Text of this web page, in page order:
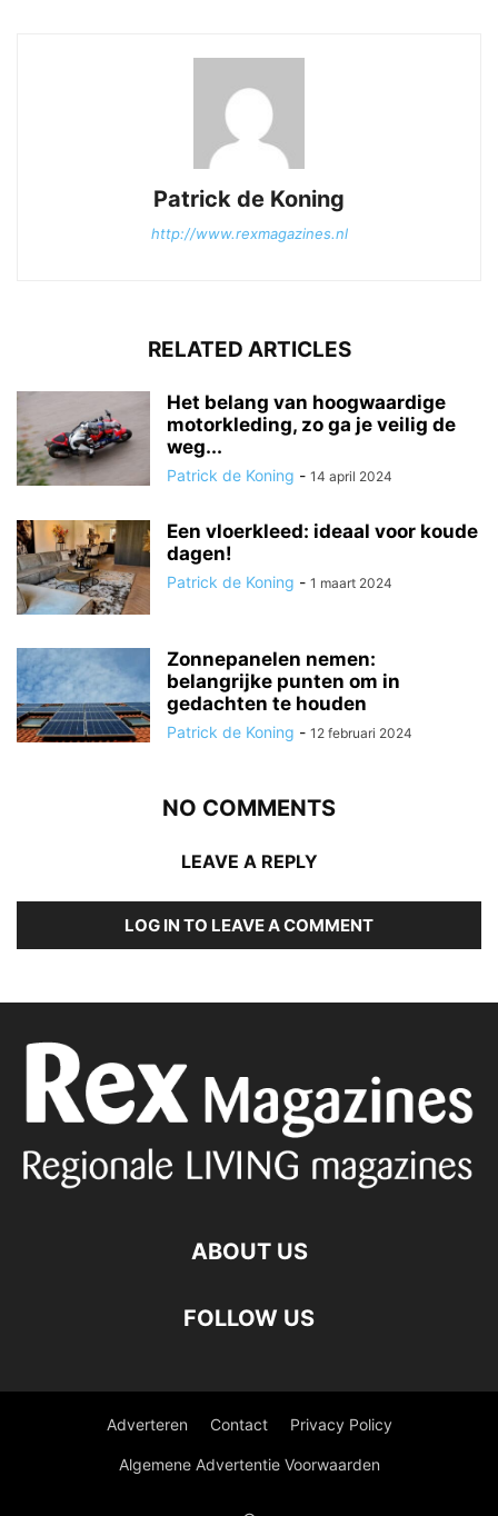
Patrick de Koning
http://www.rexmagazines.nl
RELATED ARTICLES
Het belang van hoogwaardige
motorkleding, zo ga je veilig de
weg...
Patrick de Koning - 14 april 2024
Een vloerkleed: ideaal voor koude
dagen!
Patrick de Koning - 1 maart 2024
Zonnepanelen nemen:
belangrijke punten om in
gedachten te houden
Patrick de Koning - 12 februari 2024
NO COMMENTS
LEAVE A REPLY
LOG IN TO LEAVE A COMMENT
ABOUT US
FOLLOW US
Adverteren Contact Privacy Policy
Algemene Advertentie Voorwaarden